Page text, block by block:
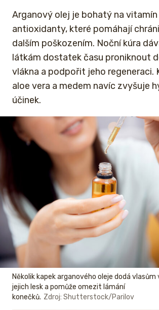
Arganový olej je bohatý na vitamín
antioxidanty, které pomáhají
dalším poškozením. Noční kúra
látkám dostatek času proniknout
vlákna a podpořit jeho regeneraci.
aloe vera a medem navíc zvyšuje
účinek.
Několik kapek arganového oleje dodá
jejich lesk a pomůže omezit lámání
konečků. Zdroj: Shutterstock/Parilov